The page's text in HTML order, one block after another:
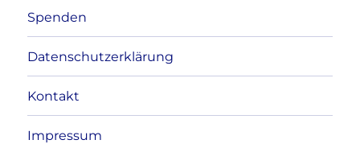
Spenden
Datenschutzerklärung
Kontakt
Impressum